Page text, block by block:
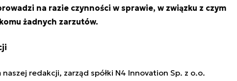
na razie czynności w sprawie, w związku z czym
żadnych zarzutów.
redakcji, zarząd spółki N4 Innovation Sp. z o.o.